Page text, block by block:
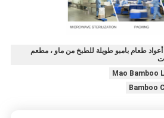
9 بوصات ، أعواد طعام بامبو طويلة للطبخ من ماو ، مطعم
Mao Bamboo